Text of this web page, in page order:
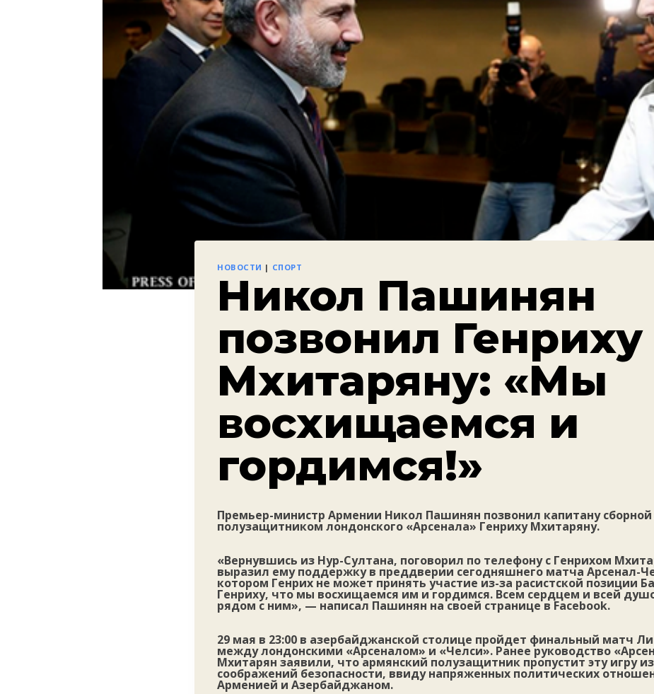
НОВОСТИ | СПОРТ
Никол Пашинян
позвонил Генриху
Мхитаряну: «Мы
восхищаемся и
гордимся!»
Премьер-министр Армении Никол Пашинян позвонил капитану
полузащитником лондонского «Арсенала» Генриху Мхитаряну.
«Вернувшись из Нур-Султана, поговорил по телефону с Генрихом
выразил ему поддержку в преддверии сегодняшнего матча Арсенал-
котором Генрих не может принять участие из-за расистской позиции
Генриху, что мы восхищаемся им и гордимся. Всем сердцем и всей
рядом с ним», — написал Пашинян на своей странице в Facebook.
29 мая в 23:00 в азербайджанской столице пройдет финальный матч
между лондонскими «Арсеналом» и «Челси». Ранее руководство
Мхитарян заявили, что армянский полузащитник пропустит эту игру из
соображений безопасности, ввиду напряженных политических
Арменией и Азербайджаном.